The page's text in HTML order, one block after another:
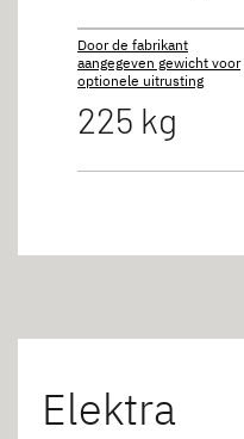
Door de fabrikant
aangegeven gewicht voor
optionele uitrusting
225 kg
Elektra